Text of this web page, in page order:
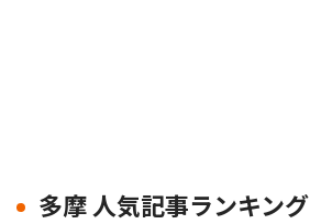
多摩 人気記事ランキング